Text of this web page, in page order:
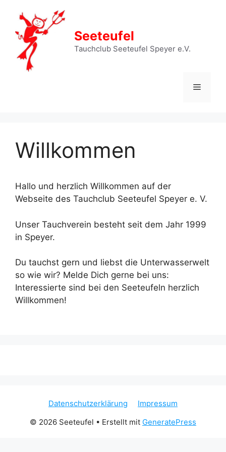
Inhalt
springen
Seeteufel
Tauchclub Seeteufel Speyer e.V.
Menü
Willkommen
Hallo und herzlich Willkommen auf der
Webseite des Tauchclub Seeteufel Speyer e. V.
Unser Tauchverein besteht seit dem Jahr 1999
in Speyer.
Du tauchst gern und liebst die Unterwasserwelt
so wie wir? Melde Dich gerne bei uns:
Interessierte sind bei den Seeteufeln herzlich
Willkommen!
Datenschutzerklärung
Impressum
© 2026 Seeteufel • Erstellt mit GeneratePress